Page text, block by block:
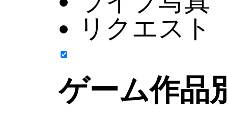
リクエスト
ゲーム作品